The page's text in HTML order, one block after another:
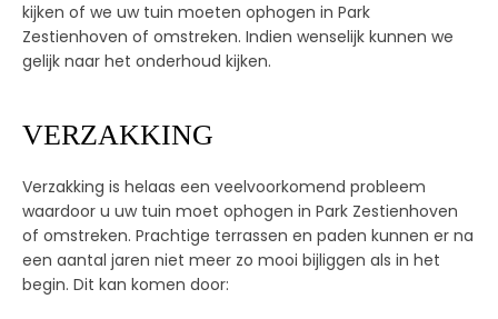
kijken of we uw tuin moeten ophogen in Park
Zestienhoven of omstreken. Indien wenselijk kunnen we
gelijk naar het onderhoud kijken.
VERZAKKING
Verzakking is helaas een veelvoorkomend probleem
waardoor u uw tuin moet ophogen in Park Zestienhoven
of omstreken. Prachtige terrassen en paden kunnen er na
een aantal jaren niet meer zo mooi bijliggen als in het
begin. Dit kan komen door: